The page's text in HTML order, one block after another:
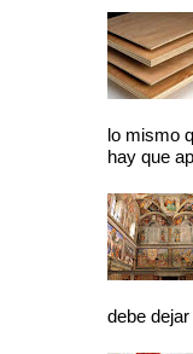
lo mismo
hay que
debe